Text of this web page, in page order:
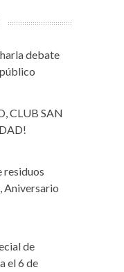
debate
CLUB SAN
residuos
Aniversario
de
el 6 de